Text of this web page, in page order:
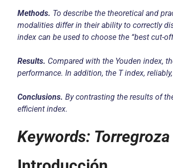
Methods. To describe the theoretical and
modalities differ in their ability to correctly
index can be used to choose the “best cut-
Results. Compared with the Youden index,
performance. In addition, the T index,
Conclusions. By contrasting the results of
efficient index.
Keywords: